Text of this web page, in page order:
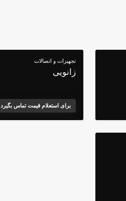
تجهیزات و اتصالات
زانویی
برای استعلام قیمت تماس بگیرد